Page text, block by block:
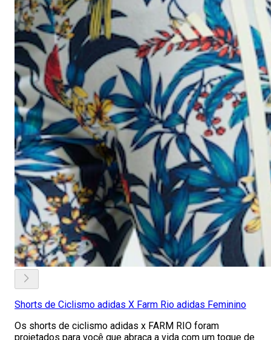
Shorts de Ciclismo adidas X Farm Rio adidas Feminino
Os shorts de ciclismo adidas x FARM RIO foram
projetados para você que abraça a vida com um toque de